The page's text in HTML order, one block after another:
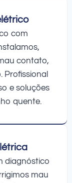
com
contato,
Profissional
e soluções
quente.
diagnóstico
mau